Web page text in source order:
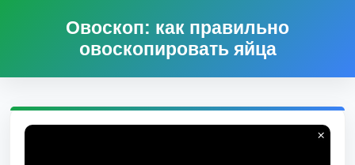
Овоскоп: как правильно
овоскопировать яйца